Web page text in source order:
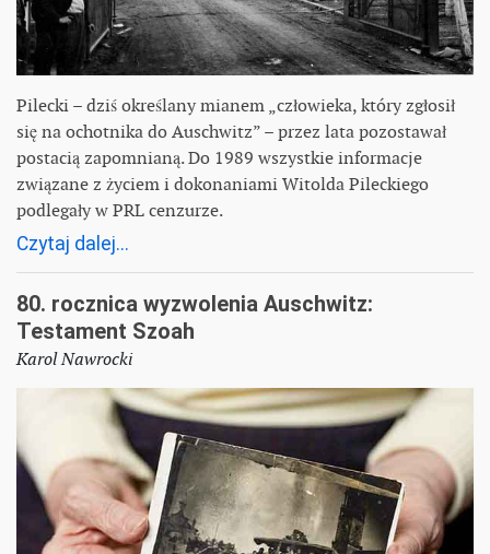
Pilecki – dziś określany mianem „człowieka, który zgłosił
się na ochotnika do Auschwitz” – przez lata pozostawał
postacią zapomnianą. Do 1989 wszystkie informacje
związane z życiem i dokonaniami Witolda Pileckiego
podlegały w PRL cenzurze.
Czytaj dalej...
80. rocznica wyzwolenia Auschwitz:
Testament Szoah
Karol Nawrocki